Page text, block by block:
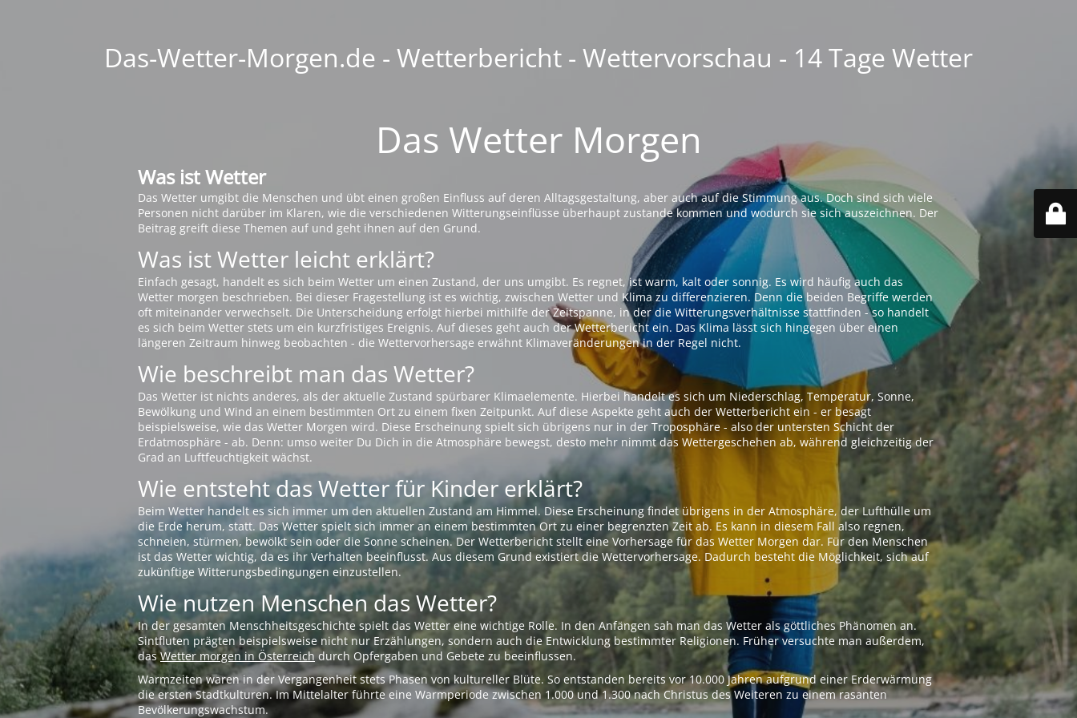
Das-Wetter-Morgen.de - Wetterbericht - Wettervorschau - 14 Tage Wetter
Das Wetter Morgen
Was ist Wetter
Das Wetter umgibt die Menschen und übt einen großen Einfluss auf deren Alltagsgestaltung, aber auch auf die Stimmung aus. Doch sind sich viele
Personen nicht darüber im Klaren, wie die verschiedenen Witterungseinflüsse überhaupt zustande kommen und wodurch sie sich auszeichnen. Der
Beitrag greift diese Themen auf und geht ihnen auf den Grund.
Was ist Wetter leicht erklärt?
Einfach gesagt, handelt es sich beim Wetter um einen Zustand, der uns umgibt. Es regnet, ist warm, kalt oder sonnig. Es wird häufig auch das
Wetter morgen beschrieben. Bei dieser Fragestellung ist es wichtig, zwischen Wetter und Klima zu differenzieren. Denn die beiden Begriffe werden
oft miteinander verwechselt. Die Unterscheidung erfolgt hierbei mithilfe der Zeitspanne, in der die Witterungsverhältnisse stattfinden - so handelt
es sich beim Wetter stets um ein kurzfristiges Ereignis. Auf dieses geht auch der Wetterbericht ein. Das Klima lässt sich hingegen über einen
längeren Zeitraum hinweg beobachten - die Wettervorhersage erwähnt Klimaveränderungen in der Regel nicht.
Wie beschreibt man das Wetter?
Das Wetter ist nichts anderes, als der aktuelle Zustand spürbarer Klimaelemente. Hierbei handelt es sich um Niederschlag, Temperatur, Sonne,
Bewölkung und Wind an einem bestimmten Ort zu einem fixen Zeitpunkt. Auf diese Aspekte geht auch der Wetterbericht ein - er besagt
beispielsweise, wie das Wetter Morgen wird. Diese Erscheinung spielt sich übrigens nur in der Troposphäre - also der untersten Schicht der
Erdatmosphäre - ab. Denn: umso weiter Du Dich in die Atmosphäre bewegst, desto mehr nimmt das Wettergeschehen ab, während gleichzeitig der
Grad an Luftfeuchtigkeit wächst.
Wie entsteht das Wetter für Kinder erklärt?
Beim Wetter handelt es sich immer um den aktuellen Zustand am Himmel. Diese Erscheinung findet übrigens in der Atmosphäre, der Lufthülle um
die Erde herum, statt. Das Wetter spielt sich immer an einem bestimmten Ort zu einer begrenzten Zeit ab. Es kann in diesem Fall also regnen,
schneien, stürmen, bewölkt sein oder die Sonne scheinen. Der Wetterbericht stellt eine Vorhersage für das Wetter Morgen dar. Für den Menschen
ist das Wetter wichtig, da es ihr Verhalten beeinflusst. Aus diesem Grund existiert die Wettervorhersage. Dadurch besteht die Möglichkeit, sich auf
zukünftige Witterungsbedingungen einzustellen.
Wie nutzen Menschen das Wetter?
In der gesamten Menschheitsgeschichte spielt das Wetter eine wichtige Rolle. In den Anfängen sah man das Wetter als göttliches Phänomen an.
Sintfluten prägten beispielsweise nicht nur Erzählungen, sondern auch die Entwicklung bestimmter Religionen. Früher versuchte man außerdem,
dasWetter morgen in Österreichdurch Opfergaben und Gebete zu beeinflussen.
Warmzeiten waren in der Vergangenheit stets Phasen von kultureller Blüte. So entstanden bereits vor 10.000 Jahren aufgrund einer Erderwärmung
die ersten Stadtkulturen. Im Mittelalter führte eine Warmperiode zwischen 1.000 und 1.300 nach Christus des Weiteren zu einem rasanten
Bevölkerungswachstum.